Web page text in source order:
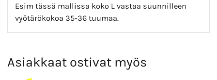
Esim tässä mallissa koko L vastaa suunnilleen
vyötärökokoa 35-36 tuumaa.
Asiakkaat ostivat myös